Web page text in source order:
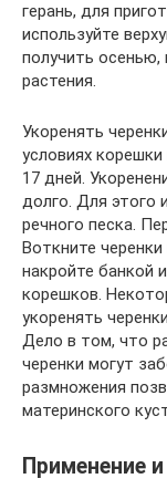
герань, для
используйте
получить осенью,
растения.
Укоренять
условиях
17 дней.
долго. Для этого
речного песка.
Воткните
накройте банкой
корешков.
укоренять
Дело в том, что
черенки могут
размножения
материнского
Применение